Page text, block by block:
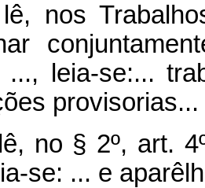
nos
..., leia-se:...
provisorias...
no § 2º, art.
se: ... e